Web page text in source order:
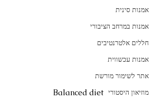
אמנות סינית
אמנות במרחב הציבורי
חללים אלטרנטיבים
אמנות עכשווית
אתר לשימור מורשת
מוזיאון היסטורי Balanced diet